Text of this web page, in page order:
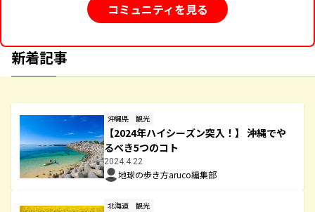
コミュニティを見る
新着記事
沖縄県 観光
【2024年ハイシーズン突入！】 沖縄でや
るべき5つのコト
2024.4.22
地球の歩き方aruco編集部
北海道 観光